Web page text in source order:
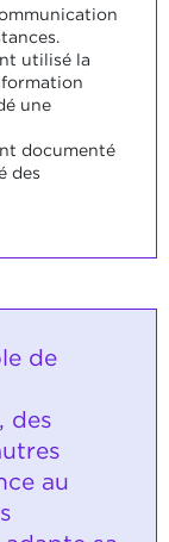
utilisé la
une
documenté
des
de
des
au